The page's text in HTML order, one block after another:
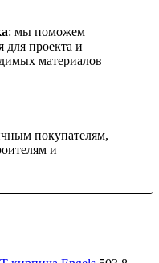
: мы поможем
проекта и
материалов
покупателям,
и